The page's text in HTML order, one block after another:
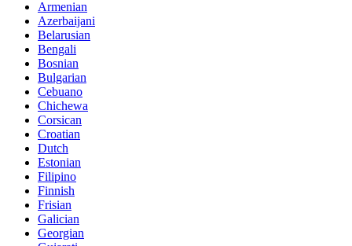
Armenian
Azerbaijani
Belarusian
Bengali
Bosnian
Bulgarian
Cebuano
Chichewa
Corsican
Croatian
Dutch
Estonian
Filipino
Finnish
Frisian
Galician
Georgian